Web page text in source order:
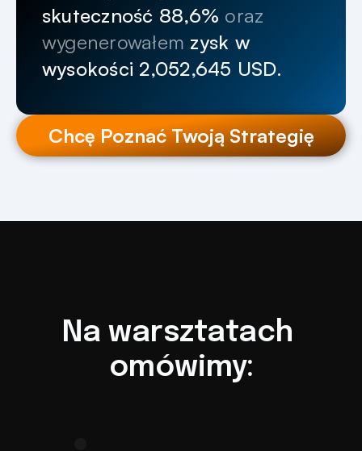
skuteczność 88,6% oraz
wygenerowałem zysk w
wysokości 2,052,645 USD.
Chcę Poznać Twoją Strategię
Na warsztatach
omówimy: